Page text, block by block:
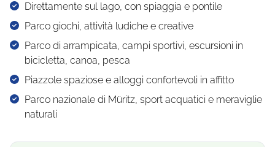
Direttamente sul lago, con spiaggia e pontile
Parco giochi, attività ludiche e creative
Parco di arrampicata, campi sportivi, escursioni in
bicicletta, canoa, pesca
Piazzole spaziose e alloggi confortevoli in affitto
Parco nazionale di Müritz, sport acquatici e meraviglie
naturali